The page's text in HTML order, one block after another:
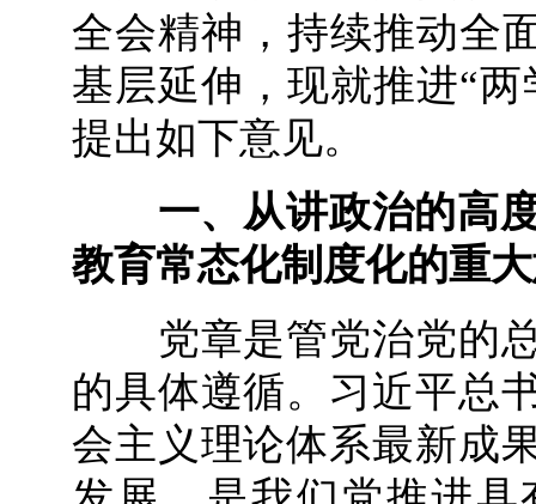
全会精神，持续推动全
基层延伸，现就推进“
提出如下意见。
一、从讲政治的高
教育常态化制度化的重
党章是管党治党的总
的具体遵循。习近平总
会主义理论体系最新成